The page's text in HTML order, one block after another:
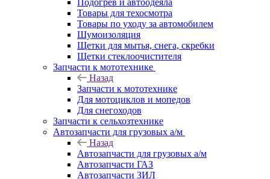
Подогрев и автоодеяла
Товары для техосмотра
Товары по уходу за автомобилем
Шумоизоляция
Щетки для мытья, снега, скребки
Щетки стеклоочистителя
Запчасти к мототехнике
Назад
Запчасти к мототехнике
Для мотоциклов и мопедов
Для снегоходов
Запчасти к сельхозтехнике
Автозапчасти для грузовых а/м
Назад
Автозапчасти для грузовых а/м
Автозапчасти ГАЗ
Автозапчасти ЗИЛ